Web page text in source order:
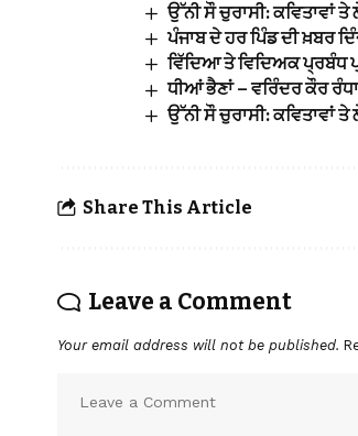
ਉੱਨੀ ਸੌ ਚੁਰਾਸੀ: ਕਵਿਤਾਵਾਂ
ਪੰਜਾਬ ਦੇ ਹਰ ਪਿੰਡ ਦੀ ਖ਼ਬਰ
ਵਿੱਦਿਆ ਤੇ ਵਿਦਿਅਕ ਪ੍ਰਬੰਧ
ਧੀਆਂ ਭੈਣਾਂ – ਵਰਿੰਦਰ ਕੌਰ
ਉੱਨੀ ਸੌ ਚੁਰਾਸੀ: ਕਵਿਤਾਵਾਂ
Share This Article
Leave a Comment
Your email address will not be published.